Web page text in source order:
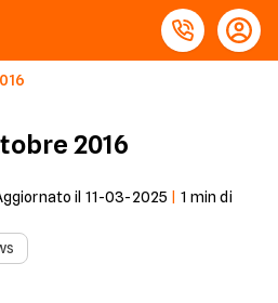
2016
il 11-03-2025 1 min di